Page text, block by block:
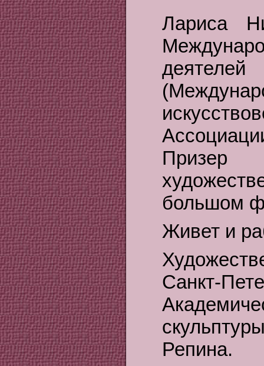
Лариса
большом
Живет и
Санкт-
Репина.